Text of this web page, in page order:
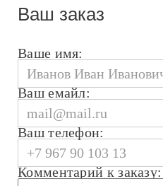
Ваш заказ
Ваше имя:
Ваш емайл:
Ваш телефон:
Комментарий к заказу: